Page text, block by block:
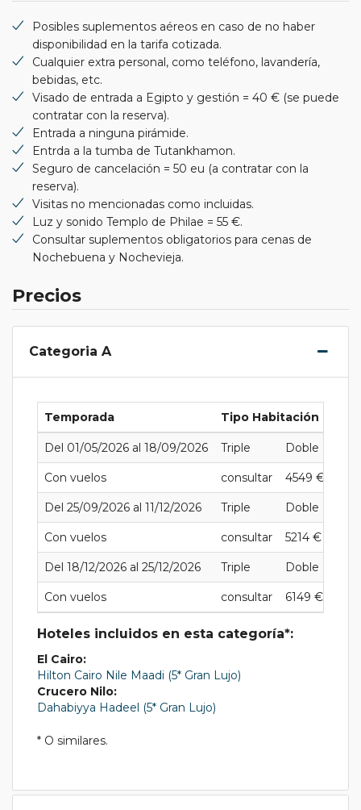
Posibles suplementos aéreos en caso de no haber
disponibilidad en la tarifa cotizada.
Cualquier extra personal, como teléfono, lavandería,
bebidas, etc.
Visado de entrada a Egipto y gestión = 40 € (se puede
contratar con la reserva).
Entrada a ninguna pirámide.
Entrda a la tumba de Tutankhamon.
Seguro de cancelación = 50 eu (a contratar con la
reserva).
Visitas no mencionadas como incluidas.
Luz y sonido Templo de Philae = 55 €.
Consultar suplementos obligatorios para cenas de
Nochebuena y Nochevieja.
Precios
Categoria A
Temporada Tipo Habitación
Del 01/05/2026 al 18/09/2026 Triple Doble
Con vuelos consultar 4549 €
Del 25/09/2026 al 11/12/2026 Triple Doble
Con vuelos consultar 5214 €
Del 18/12/2026 al 25/12/2026 Triple Doble
Con vuelos consultar 6149 €
Hoteles incluidos en esta categoría*:
El Cairo:
Hilton Cairo Nile Maadi (5* Gran Lujo)
Crucero Nilo:
Dahabiyya Hadeel (5* Gran Lujo)
* O similares.